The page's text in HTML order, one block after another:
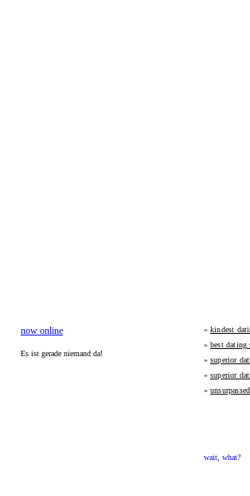
now online
Es ist gerade niemand da!
» kindest
» best dating
» superior
» superior
»
elevated
kindest
kindest
wait, what?